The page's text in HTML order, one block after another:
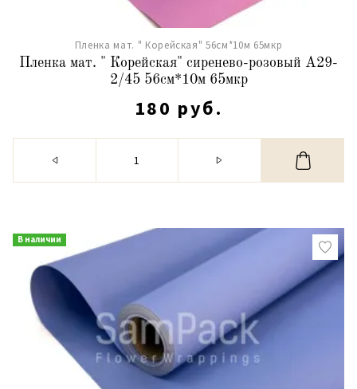
Пленка мат. " Корейская" 56см*10м 65мкр
Пленка мат. " Корейская" сиренево-розовый А29-
2/45 56см*10м 65мкр
180 руб.
В наличии